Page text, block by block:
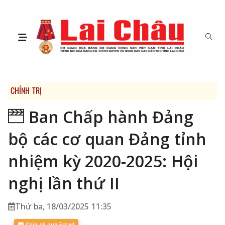
CHÍNH TRỊ
Ban Chấp hành Đảng
bộ các cơ quan Đảng tỉnh
nhiệm kỳ 2020-2025: Hội
nghị lần thứ II
Thứ ba, 18/03/2025 11:35